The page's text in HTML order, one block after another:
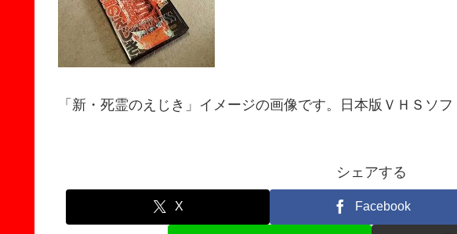
「新・死霊のえじき」イメージの画像です。日本版ＶＨＳソフ
シェアする
X Facebook